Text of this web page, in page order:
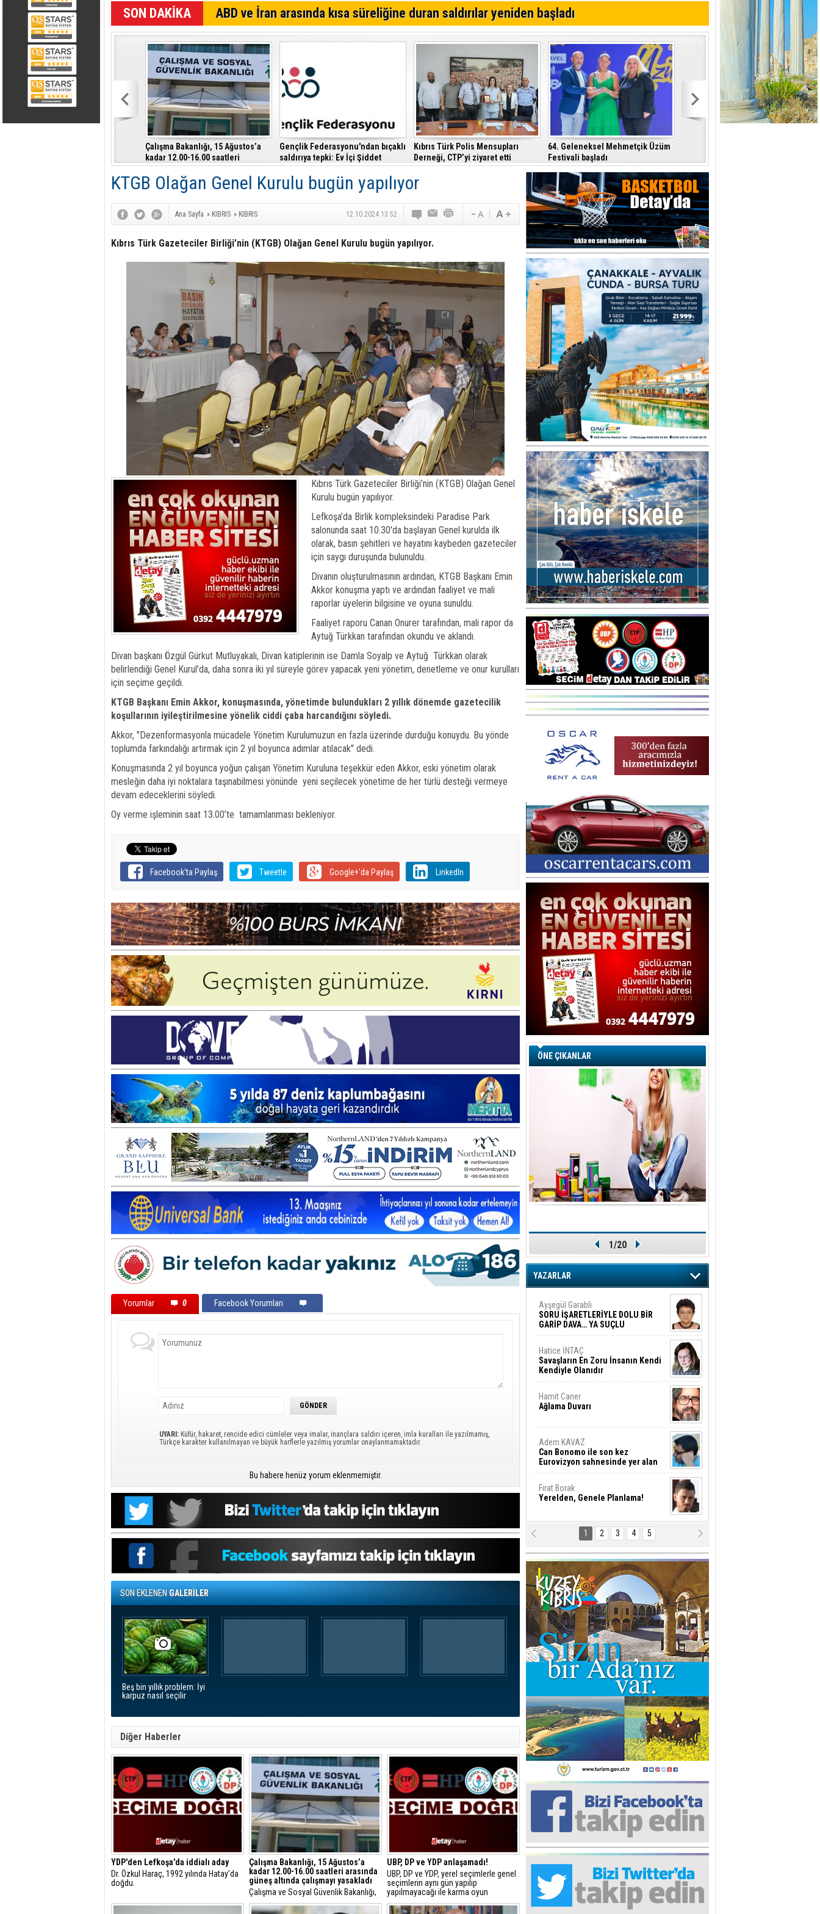
politikalara ihtiyaç var
Yarından itibaren Cumartesi gününe kadar sabahları yer yer sis olacak
Alagadi Fest 2026 İçin Geri Sayım Başladı
SON DAKİKA ABD ve İran arasında kısa süreliğine duran saldırılar yeniden başladı
Çalışma Bakanlığı, 15 Ağustos’a
kadar 12.00-16.00 saatleri
arasında güneş altında çalışmayı
yasakladı
Gençlik Federasyonu'ndan bıçaklı
saldırıya tepki: Ev İçi Şiddet
Yasası hayata geçirilmeli
Kıbrıs Türk Polis Mensupları
Derneği, CTP’yi ziyaret etti
64. Geleneksel Mehmetçik Üzüm
Festivali başladı
KTGB Olağan Genel Kurulu bugün yapılıyor
Ana Sayfa » KIBRIS » KIBRIS 12.10.2024 13:52
Kıbrıs Türk Gazeteciler Birliği’nin (KTGB) Olağan Genel Kurulu bugün yapılıyor.
Kıbrıs Türk Gazeteciler Birliği’nin (KTGB) Olağan Genel
Kurulu bugün yapılıyor.
Lefkoşa’da Birlik kompleksindeki Paradise Park
salonunda saat 10.30'da başlayan Genel kurulda ilk
olarak, basın şehitleri ve hayatını kaybeden gazeteciler
için saygı duruşunda bulunuldu.
Divanın oluşturulmasının ardından, KTGB Başkanı Emin
Akkor konuşma yaptı ve ardından faaliyet ve mali
raporlar üyelerin bilgisine ve oyuna sunuldu.
Faaliyet raporu Canan Onurer tarafından, mali rapor da
Aytuğ Türkkan tarafından okundu ve aklandı.
Divan başkanı Özgül Gürkut Mutluyakalı, Divan katiplerinin ise Damla Soyalp ve Aytuğ Türkkan olarak
belirlendiği Genel Kurul’da, daha sonra iki yıl süreyle görev yapacak yeni yönetim, denetleme ve onur kurulları
için seçime geçildi.
KTGB Başkanı Emin Akkor, konuşmasında, yönetimde bulundukları 2 yıllık dönemde gazetecilik
koşullarının iyileştirilmesine yönelik ciddi çaba harcandığını söyledi.
Akkor, "Dezenformasyonla mücadele Yönetim Kurulumuzun en fazla üzerinde durduğu konuydu. Bu yönde
toplumda farkındalığı artırmak için 2 yıl boyunca adımlar atılacak" dedi.
Konuşmasında 2 yıl boyunca yoğun çalışan Yönetim Kuruluna teşekkür eden Akkor, eski yönetim olarak
mesleğin daha iyi noktalara taşınabilmesi yönünde yeni seçilecek yönetime de her türlü desteği vermeye
devam edeceklerini söyledi.
Oy verme işleminin saat 13.00’te tamamlanması bekleniyor.
Facebook'ta Paylaş Tweetle Google+'da Paylaş LinkedIn
Yorumlar 0 Facebook Yorumları
UYARI: Küfür, hakaret, rencide edici cümleler veya imalar, inançlara saldırı içeren, imla kuralları ile yazılmamış,
Türkçe karakter kullanılmayan ve büyük harflerle yazılmış yorumlar onaylanmamaktadır.
Bu habere henüz yorum eklenmemiştir.
SON EKLENENGALERİLER
Beş bin yıllık problem: İyi
karpuz nasıl seçilir
Diğer Haberler
YDP'den Lefkoşa'da iddialı aday
Dr. Özkul Haraç, 1992 yılında Hatay’da
doğdu.
Çalışma Bakanlığı, 15 Ağustos’a
kadar 12.00-16.00 saatleri arasında
güneş altında çalışmayı yasakladı
Çalışma ve Sosyal Güvenlik Bakanlığı,
Meteoroloji Dairesi’nin yüksek hava
sıcaklığı tahminleri nedeniyle
UBP, DP ve YDP anlaşamadı!
UBP, DP ve YDP, yerel seçimlerle genel
seçimlerin aynı gün yapılıp
yapılmayacağı ile karma oyun
kaldırılmasına ilişkin henüz ortak bir
karar alınmadığını açıkladı.
ÖNE ÇIKANLAR
1/20
YAZARLAR
Ayşegül Garabli
SORU İŞARETLERİYLE DOLU BİR
GARİP DAVA… YA SUÇLU
DEĞİLSE???
Hatice İNTAÇ
Savaşların En Zoru İnsanın Kendi
Kendiyle Olanıdır
Hamit Caner
Ağlama Duvarı
Adem KAVAZ
Can Bonomo ile son kez
Eurovizyon sahnesinde yer alan
Türkiye 10 yıl aradan sonra
Fırat Borak
Yerelden, Genele Planlama!
Erkut YILMABAŞAR
Bayrak tartışmaları ve ihalesiz
işler!
Arif Alasya
2015 SONRASI VE AKINCI.
Fatma Baysal
SURLAR İÇİ’NDE KOLAYDIR ÖLMEK
Ediz TUNCEL
Göz göre göre…
Taner ULUTAŞ
İnşallah St. Lois ile Hakkaido
Adası gibi olmayız !...
Ali KİŞMİR
FIRSAT VE KORKU
Turgut ÇALICI
İki Lakırdı da benden!
Yrd. Doç. Ercan HOŞKARA
Yatırım Yapmazsan Var Olamazsın:
Hedefteki Kurum Kıb-Tek
Rana Sarro
Başıma gelen skandal olayı
1 2 3 4 5